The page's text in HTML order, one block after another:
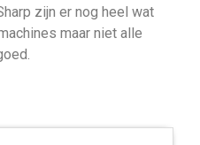
zijn er nog heel wat
maar niet alle